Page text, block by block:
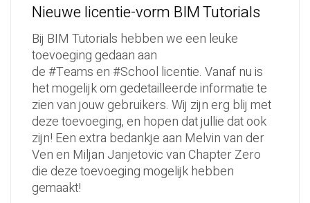
Nieuwe licentie-vorm BIM Tutorials
Bij BIM Tutorials hebben we een leuke
toevoeging gedaan aan
de #Teams en #School licentie. Vanaf nu is
het mogelijk om gedetailleerde informatie te
zien van jouw gebruikers. Wij zijn erg blij met
deze toevoeging, en hopen dat jullie dat ook
zijn! Een extra bedankje aan Melvin van der
Ven en Miljan Janjetovic van Chapter Zero
die deze toevoeging mogelijk hebben
gemaakt!